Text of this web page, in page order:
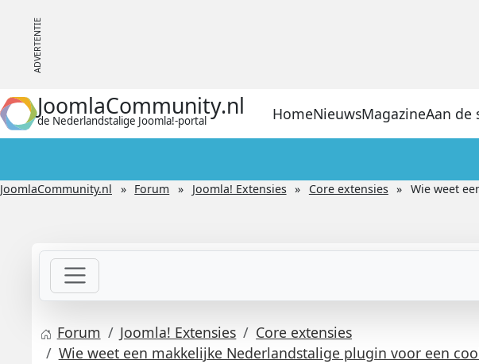
JoomlaCommunity.nl
de Nederlandstalige Joomla!-portal HomeNieuwsMagazineAan de
JoomlaCommunity.nl Forum Joomla! Extensies Core extensies Wie weet
Forum Joomla! Extensies
Core extensies
Wie weet een makkelijke Nederlandstalige plugin voor een